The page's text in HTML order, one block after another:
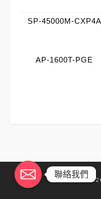
SP-45000M-CXP4A
AP-1600T-PGE
聯絡我們
聯絡我們